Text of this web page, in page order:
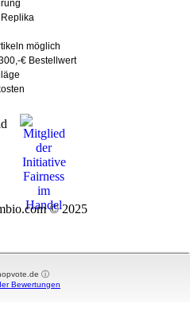
Replika
möglich
€ Bestellwert
© 2025
ⓘ
Bewertungen